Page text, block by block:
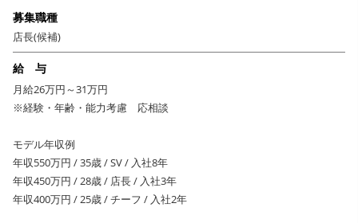
働きやすさを重視した制度と待遇
年間休日120日でプライベートも大切にできます。住宅手当（家賃の25%支
給）や子ども手当（月1万〜1万5千円）、食事補助など、生活を支える福
利厚生も充実。家庭との両立や長期的なキャリア形成を支援しています。
募集職種
店長(候補)
給 与
月給26万円～31万円
※経験・年齢・能力考慮 応相談
モデル年収例
年収550万円 / 35歳 / SV / 入社8年
年収450万円 / 28歳 / 店長 / 入社3年
年収400万円 / 25歳 / チーフ / 入社2年